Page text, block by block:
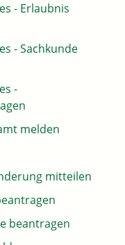
- Erlaubnis
- Sachkunde
-
melden
mitteilen
beantragen